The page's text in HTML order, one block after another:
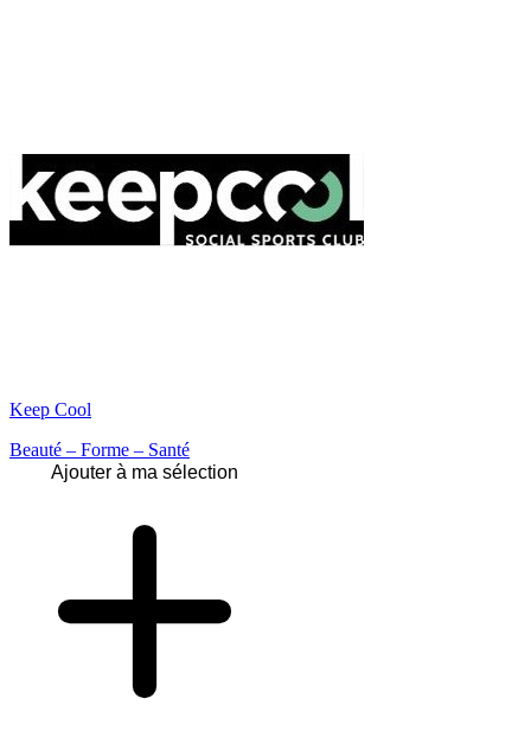
Keep Cool
Beauté – Forme – Santé
Ajouter à ma sélection